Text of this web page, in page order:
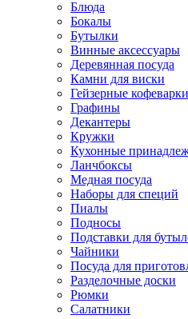
Блюда
Бокалы
Бутылки
Винные аксессуары
Деревянная посуда
Камни для виски
Гейзерные кофеварки
Графины
Декантеры
Кружки
Кухонные
Ланчбоксы
Медная посуда
Наборы для специй
Пиалы
Подносы
Подставки для
Чайники
Посуда для
Разделочные доски
Рюмки
Салатники